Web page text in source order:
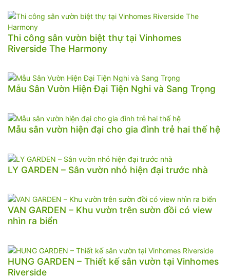
Thi công sân vườn biệt thự tại Vinhomes
Riverside The Harmony
Mẫu Sân Vườn Hiện Đại Tiện Nghi và Sang Trọng
Mẫu sân vườn hiện đại cho gia đình trẻ hai thế hệ
LY GARDEN – Sân vườn nhỏ hiện đại trước nhà
VAN GARDEN – Khu vườn trên sườn đồi có view
nhìn ra biển
HUNG GARDEN – Thiết kế sân vườn tại Vinhomes
Riverside